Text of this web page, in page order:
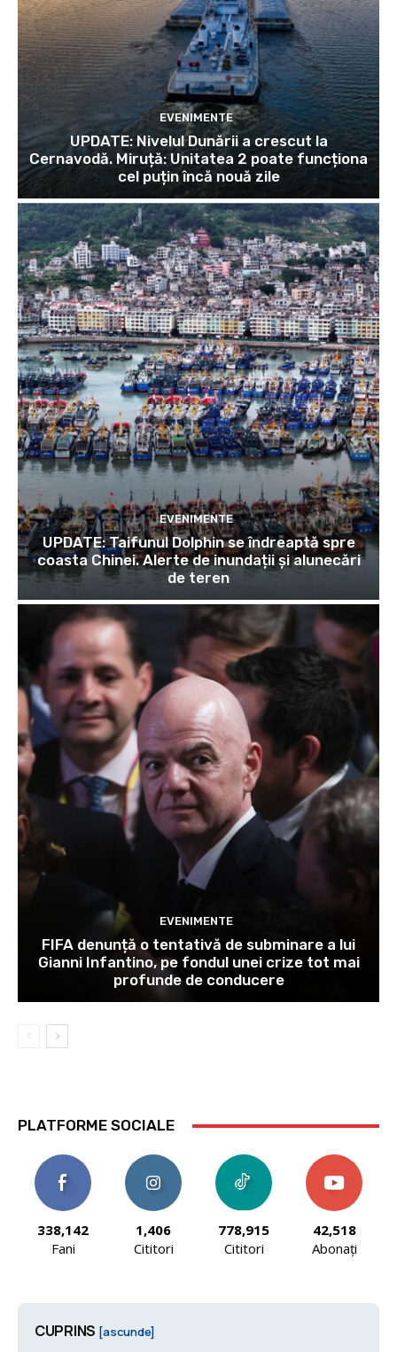
EVENIMENTE
UPDATE: Nivelul Dunării a crescut la
Cernavodă. Miruță: Unitatea 2 poate funcționa
cel puțin încă nouă zile
EVENIMENTE
UPDATE: Taifunul Dolphin se îndreaptă spre
coasta Chinei. Alerte de inundații și alunecări
de teren
EVENIMENTE
FIFA denunță o tentativă de subminare a lui
Gianni Infantino, pe fondul unei crize tot mai
profunde de conducere
PLATFORME SOCIALE
338,142
Fani
1,406
Cititori
778,915
Cititori
42,518
Abonați
CUPRINS [ascunde]